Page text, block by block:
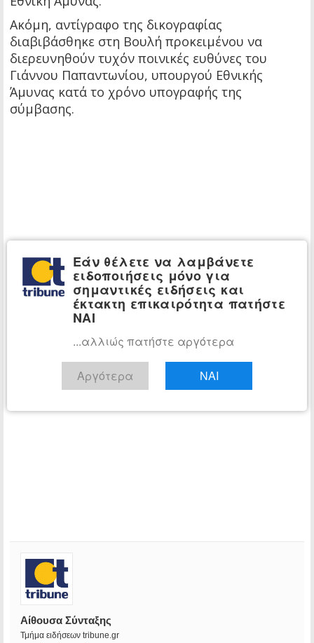
Ακόμη, αντίγραφο της δικογραφίας
διαβιβάσθηκε στη Βουλή προκειμένου να
διερευνηθούν τυχόν ποινικές ευθύνες του
Γιάννου Παπαντωνίου, υπουργού Εθνικής
Άμυνας κατά το χρόνο υπογραφής της
σύμβασης.
Αίθουσα Σύνταξης
Τμήμα ειδήσεων tribune.gr
Εάν θέλετε να λαμβάνετε
ειδοποιήσεις μόνο για
σημαντικές ειδήσεις και
έκτακτη επικαιρότητα πατήστε
ΝΑΙ
...αλλιώς πατήστε αργότερα
Αργότερα ΝΑΙ